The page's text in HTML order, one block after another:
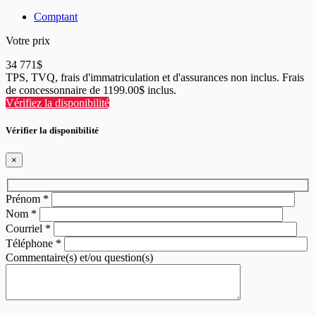
Comptant
Votre prix
34 771$
TPS, TVQ, frais d'immatriculation et d'assurances non inclus. Frais
de concessonnaire de 1199.00$ inclus.
Vérifiez la disponibilité
Vérifier la disponibilité
×
Prénom *
Nom *
Courriel *
Téléphone *
Commentaire(s) et/ou question(s)